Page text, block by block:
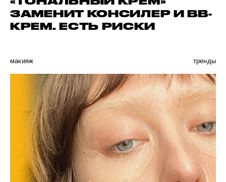
ЗАМЕНИТ КОНСИЛЕР И BB-
КРЕМ. ЕСТЬ РИСКИ
макияж тренды